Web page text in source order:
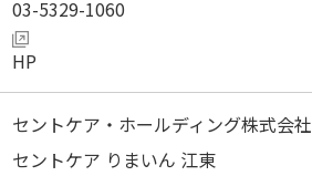
03-5329-1060
セントケア・ホールディング株式会社
セントケア りまいん 江東